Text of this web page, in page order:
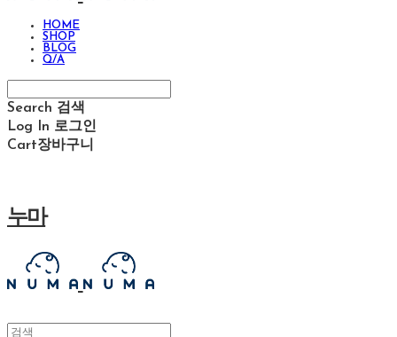
HOME
SHOP
BLOG
Q/A
Search 검색
Log In 로그인
Cart장바구니
누마